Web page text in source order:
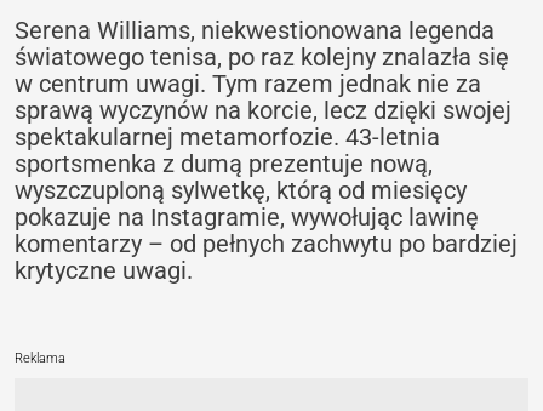
Serena Williams, niekwestionowana legenda
światowego tenisa, po raz kolejny znalazła się
w centrum uwagi. Tym razem jednak nie za
sprawą wyczynów na korcie, lecz dzięki swojej
spektakularnej metamorfozie. 43-letnia
sportsmenka z dumą prezentuje nową,
wyszczuploną sylwetkę, którą od miesięcy
pokazuje na Instagramie, wywołując lawinę
komentarzy – od pełnych zachwytu po bardziej
krytyczne uwagi.
Reklama